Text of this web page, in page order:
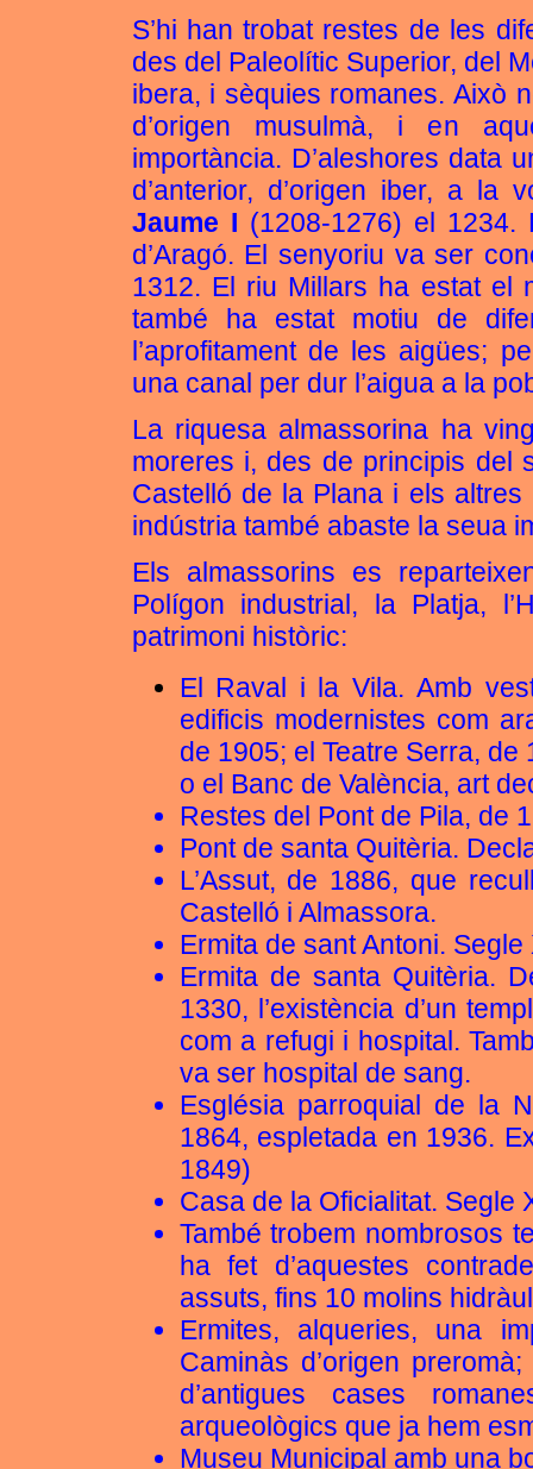
S’hi han trobat restes de les
des del Paleolític Superior, del
ibera, i sèquies romanes. Això
d’origen musulmà, i en
importància. D’aleshores data
d’anterior, d’origen iber, a la
Jaume I (1208-1276) el
d’Aragó. El senyoriu va ser
1312. El riu Millars ha estat el
també ha estat motiu de
l’aprofitament de les aigües;
una canal per dur l’aigua a la
La riquesa almassorina ha
moreres i, des de principis del
Castelló de la Plana i els
indústria també abaste la seua
Els almassorins es
Polígon industrial, la Platja,
patrimoni històric:
El Raval i la Vila. Amb
edificis modernistes com
de 1905; el Teatre Serra,
o el Banc de València, art
Restes del Pont de Pila, de
Pont de santa Quitèria.
L’Assut, de 1886, que
Castelló i Almassora.
Ermita de sant Antoni. Segle
Ermita de santa Quitèria.
1330, l’existència d’un
com a refugi i hospital.
va ser hospital de sang.
Església parroquial de la
1864, espletada en 1936.
1849)
Casa de la Oficialitat. Segle
També trobem nombrosos
ha fet d’aquestes
assuts, fins 10 molins
Ermites, alqueries, una
Caminàs d’origen
d’antigues cases
arqueològics que ja hem
Museu Municipal amb una